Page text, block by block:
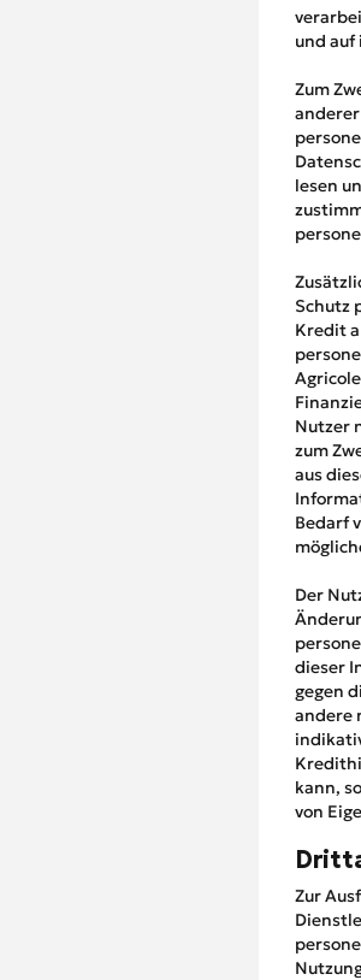
und
Zum
lesen
Schutz
Kredit
Nutzer
zum
aus
Bedarf
Der
dieser
gegen
andere
kann,
von
Zur